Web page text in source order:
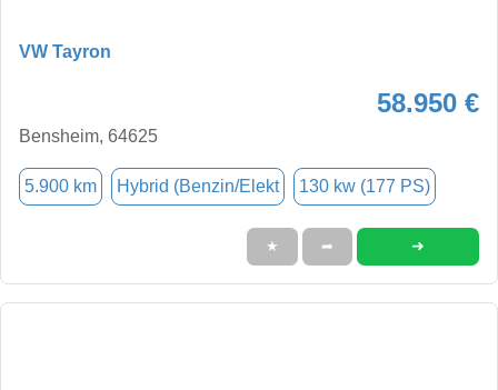
VW Tayron
58.950 €
Bensheim, 64625
5.900 km Hybrid (Benzin/Elekt 130 kw (177 PS)
★ ➦ ➜